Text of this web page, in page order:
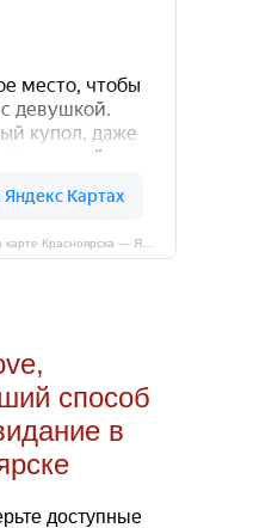
способ
в
доступные